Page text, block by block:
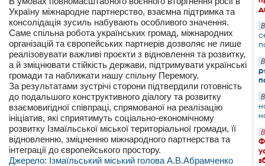
Україну міжнародне партнерство, взаємна підтримка та
консолідація зусиль набувають особливого значення.
Саме спільна робота українських громад, міжнародних
організацій та європейських партнерів дозволяє не лише
реалізовувати важливі проєкти з відновлення та розвитку,
а й зміцнювати стійкість держави, підтримувати українські
громади та наближати нашу спільну Перемогу.
За результатами зустрічі сторони підтвердили готовність
до подальшого конструктивного діалогу та розвитку
взаємовигідної співпраці, спрямованої на реалізацію
ініціатив, які сприятимуть соціально-економічному
розвитку Ізмаїльської міської територіальної громади, її
відновленню, зміцненню міжнародного партнерства та
інтеграції до європейського простору.
Джерело: Ізмаїльський міський голова А.В.Абрамченко